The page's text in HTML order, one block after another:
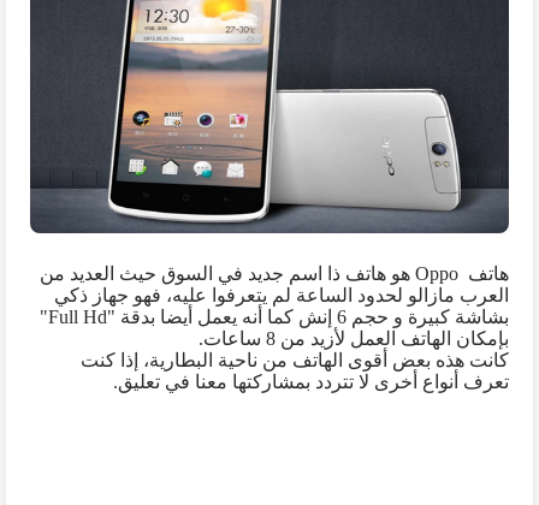
هاتف Oppo هو هاتف ذا اسم جديد في السوق حيث العديد من
العرب مازالو لحدود الساعة لم يتعرفوا عليه، فهو جهاز ذكي
بشاشة كبيرة و حجم 6 إنش كما أنه يعمل أيضا بدقة "
Full Hd
"
بإمكان الهاتف العمل لأزيد من 8 ساعات.
كانت هذه بعض أقوى الهاتف من ناحية البطارية، إذا كنت
تعرف أنواع أخرى لا تتردد بمشاركتها معنا في تعليق.